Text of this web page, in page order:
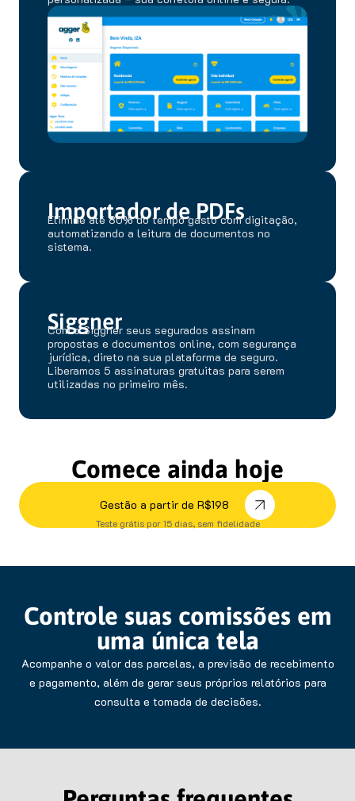
Importador de PDFs
Elimine até 80% do tempo gasto com digitação,
automatizando a leitura de documentos no
sistema.
Siggner
Com o Siggner seus segurados assinam
propostas e documentos online, com segurança
jurídica, direto na sua plataforma de seguro.
Liberamos 5 assinaturas gratuitas para serem
utilizadas no primeiro mês.
Comece ainda hoje
Gestão a partir de R$198
Teste grátis por 15 dias, sem fidelidade
Controle suas comissões em
uma única tela
Acompanhe o valor das parcelas, a previsão de recebimento
e pagamento, além de gerar seus próprios relatórios para
consulta e tomada de decisões.